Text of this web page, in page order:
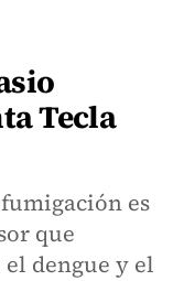
Tecla
es
que
dengue y el